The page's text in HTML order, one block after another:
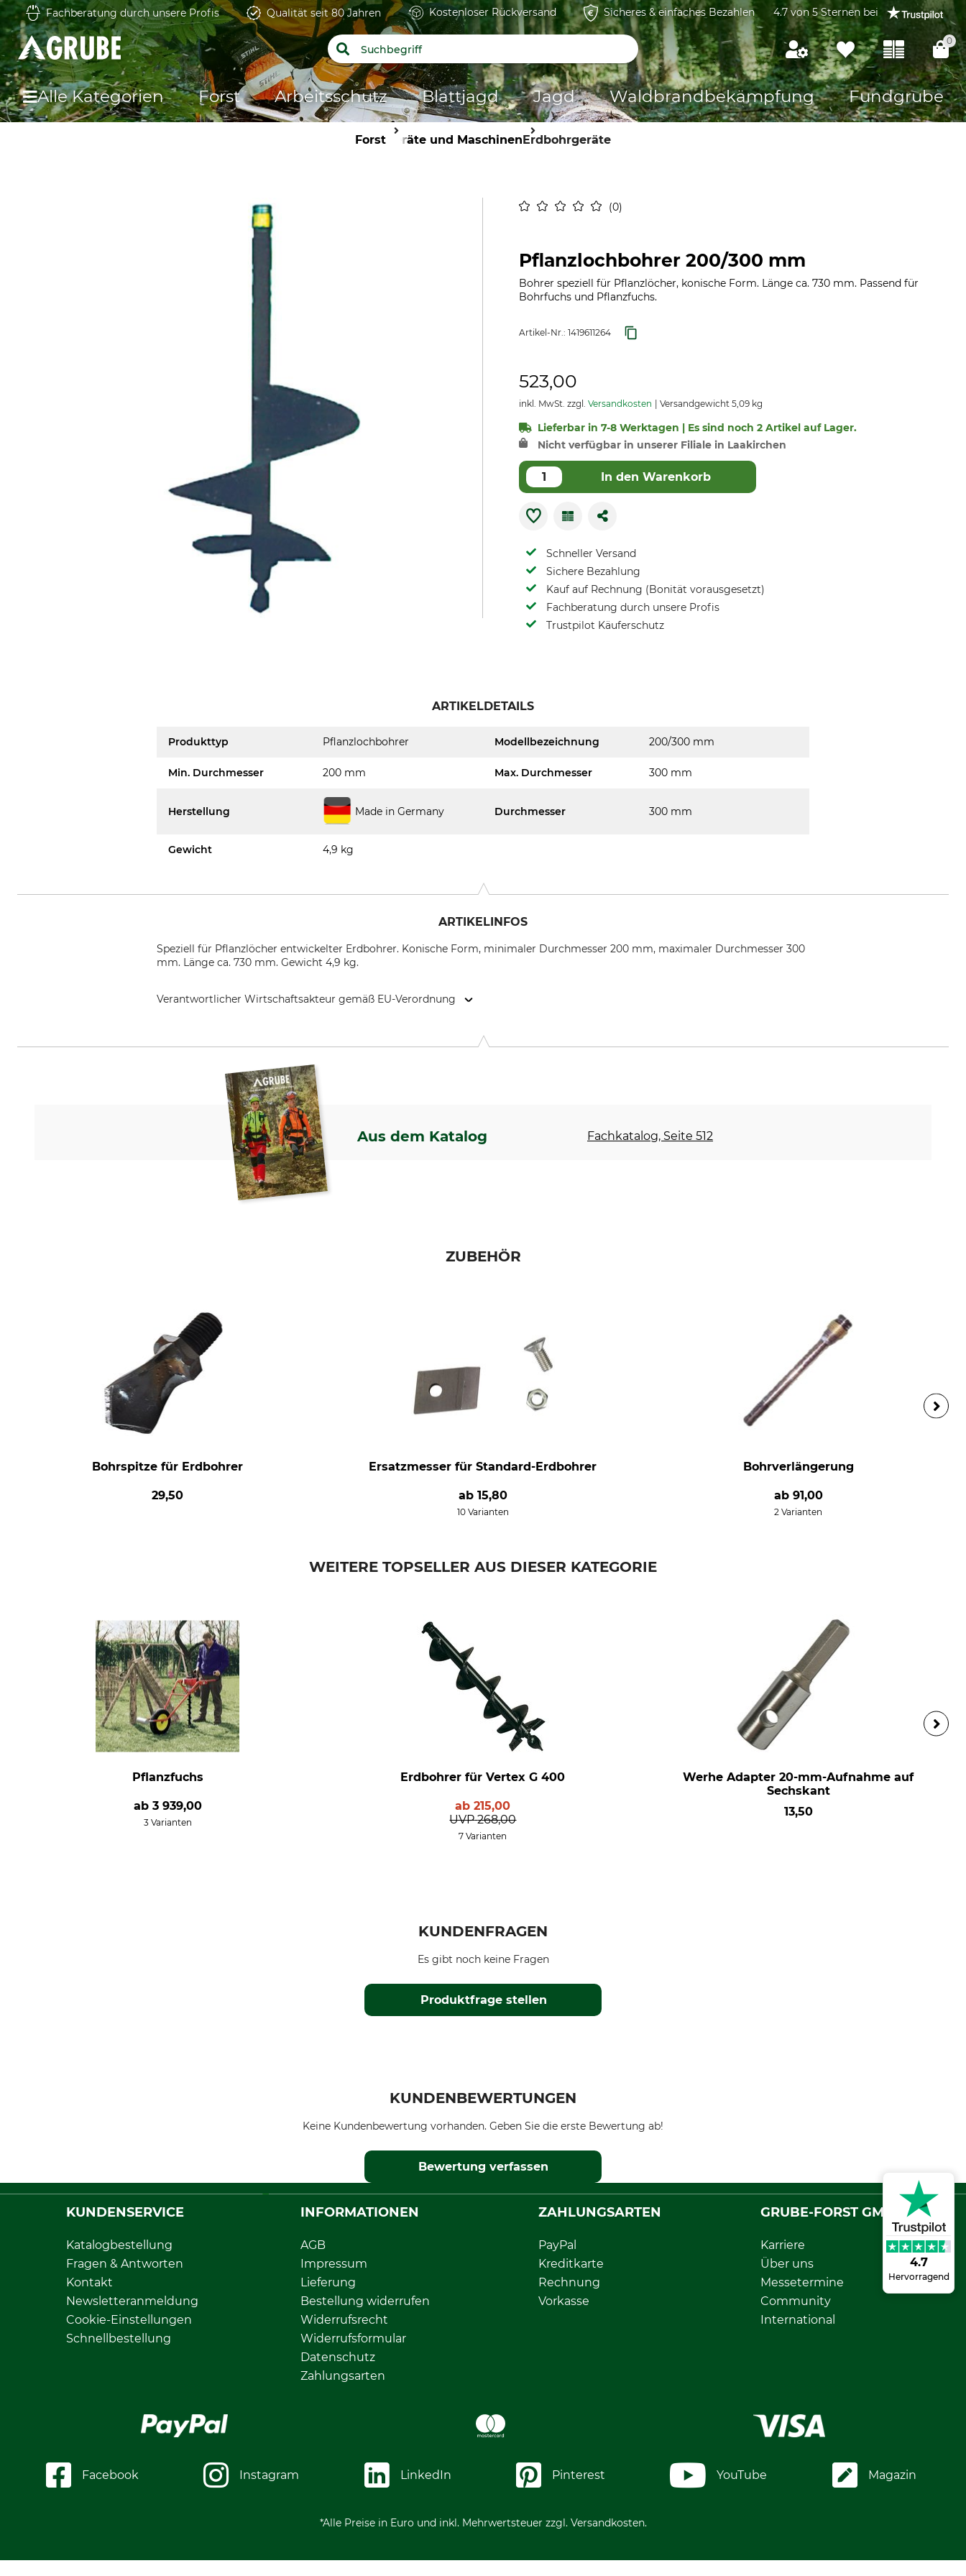
4.7
Hervorragend
Fachberatung durch unsere Profis Qualität seit 80 Jahren Kostenloser Rückversand Sicheres & einfaches Bezahlen 4.7 von 5 Sternen bei
0
Alle Kategorien Forst Arbeitsschutz Blattjagd Jagd Waldbrandbekämpfung Fundgrube
Forst Geräte und MaschinenErdbohrgeräte
0
Pflanzlochbohrer 200/300 mm
Bohrer speziell für Pflanzlöcher, konische Form. Länge ca. 730 mm. Passend für
Bohrfuchs und Pflanzfuchs.
Artikel-Nr.: 1419611264
523,00
inkl. MwSt. zzgl. Versandkosten Versandgewicht 5,09 kg
Lieferbar in 7-8 Werktagen | Es sind noch 2 Artikel auf Lager.
Nicht verfügbar in unserer Filiale in Laakirchen
In den Warenkorb
Schneller Versand
Sichere Bezahlung
Kauf auf Rechnung (Bonität vorausgesetzt)
Fachberatung durch unsere Profis
Trustpilot Käuferschutz
ARTIKELDETAILS
Produkttyp Pflanzlochbohrer Modellbezeichnung 200/300 mm
Min. Durchmesser 200 mm Max. Durchmesser 300 mm
Herstellung Made in Germany Durchmesser 300 mm
Gewicht 4,9 kg
ARTIKELINFOS
Speziell für Pflanzlöcher entwickelter Erdbohrer. Konische Form, minimaler Durchmesser 200 mm, maximaler Durchmesser 300
mm. Länge ca. 730 mm. Gewicht 4,9 kg.
Verantwortlicher Wirtschaftsakteur gemäß EU-Verordnung
Aus dem Katalog Fachkatalog, Seite 512
ZUBEHÖR
Bohrspitze für Erdbohrer
29,50
Ersatzmesser für Standard-Erdbohrer
ab 15,80
10 Varianten
Bohrverlängerung
ab 91,00
2 Varianten
WEITERE TOPSELLER AUS DIESER KATEGORIE
Pflanzfuchs
ab 3 939,00
3 Varianten
Erdbohrer für Vertex G 400
ab215,00
UVP 268,00
7 Varianten
Werhe Adapter 20-mm-Aufnahme auf
Sechskant
13,50
KUNDENFRAGEN
Produktfrage stellen
Es gibt noch keine Fragen
KUNDENBEWERTUNGEN
Keine Kundenbewertung vorhanden. Geben Sie die erste Bewertung ab!
Bewertung verfassen
KUNDENSERVICE
Katalogbestellung
Fragen & Antworten
Kontakt
Newsletteranmeldung
Cookie-Einstellungen
Schnellbestellung
INFORMATIONEN
AGB
Impressum
Lieferung
Bestellung widerrufen
Widerrufsrecht
Widerrufsformular
Datenschutz
Zahlungsarten
ZAHLUNGSARTEN
PayPal
Kreditkarte
Rechnung
Vorkasse
GRUBE-FORST GMBH
Karriere
Über uns
Messetermine
Community
International
Facebook Instagram LinkedIn Pinterest YouTube Magazin
*Alle Preise in Euro und inkl. Mehrwertsteuer zzgl. Versandkosten.